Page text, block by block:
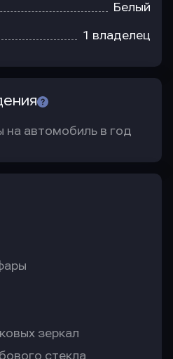
Белый
1 владелец
на автомобиль в год
зеркал
стекла